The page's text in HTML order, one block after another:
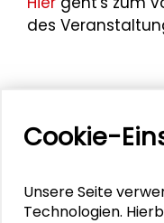
des
Mehr
Städtebauliche
Cookie-
Unsere Seite
Technologien.